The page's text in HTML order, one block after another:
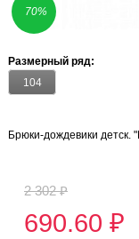
70%
Размерный ряд:
104
Брюки-дождевики детск.
2 302 ₽
690.60 ₽